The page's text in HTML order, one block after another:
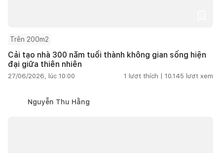
Trên 200m2
Cải tạo nhà 300 năm tuổi thành không gian sống hiện
đại giữa thiên nhiên
27/06/2026, lúc 10:00 1 lượt thích | 10.145 lượt xem
Nguyễn Thu Hằng